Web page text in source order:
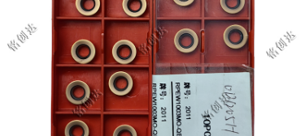
Aktualności
Wsparcie